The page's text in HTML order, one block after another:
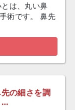
は、丸い鼻
術です。 鼻先
の細さを調
…